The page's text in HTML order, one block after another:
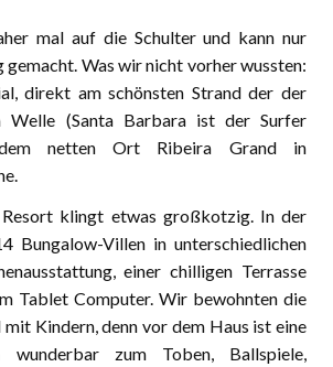
mal auf die Schulter und kann nur
gemacht. Was wir nicht vorher wussten:
direkt am schönsten Strand der der
Welle (Santa Barbara ist der Surfer
netten Ort Ribeira Grand in
Resort klingt etwas großkotzig. In der
Bungalow-Villen in unterschiedlichen
einer chilligen Terrasse
Tablet Computer. Wir bewohnten die
Kindern, denn vor dem Haus ist eine
zum Toben, Ballspiele,